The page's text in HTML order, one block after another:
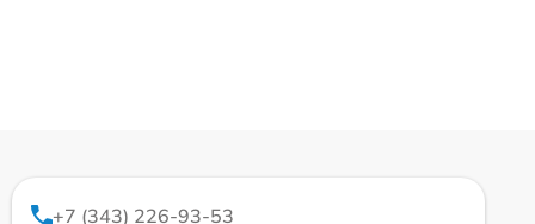
+7 (343) 226-93-53